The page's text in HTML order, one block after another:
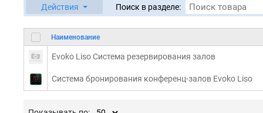
Действия Поиск в разделе:
Наименование
Evoko Liso Система резервирования залов
Система бронирования конференц-залов Evoko Liso